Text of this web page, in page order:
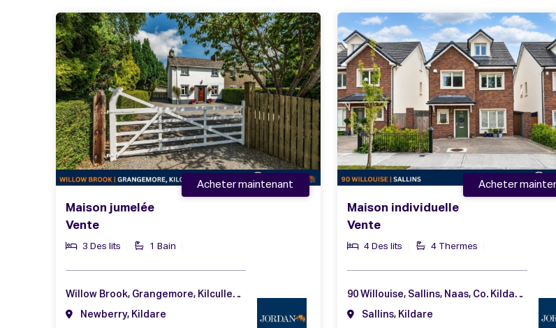
Maison jumelée
Vente
3 Des lits 1 Bain
Acheter maintenant
Willow Brook, Grangemore, Kilcullen, Co. Kildare, R56 K512
Newberry, Kildare
Maison individuelle
Vente
4 Des lits 4 Thermes
Acheter
90 Willouise, Sallins, Naas, Co. Kildare, W91 F2PV
Sallins, Kildare